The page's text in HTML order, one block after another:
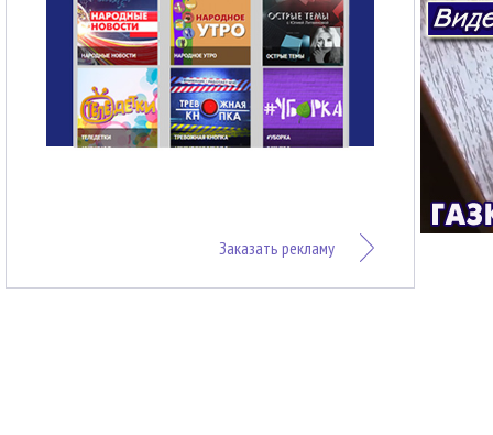
Заказать рекламу